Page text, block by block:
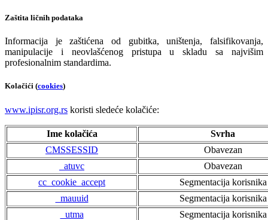
Zaštita ličnih podataka
Informacija je zaštićena od gubitka, uništenja, falsifikovanja,
manipulacije i neovlašćenog pristupa u skladu sa najvišim
profesionalnim standardima.
Kolačići (cookies)
www.ipisr.org.rs koristi sledeće kolačiće:
Ime kolačića
Svrha
CMSSESSID
Obavezan
_atuvc
Obavezan
cc_cookie_accept
Segmentacija korisnika
_mauuid
Segmentacija korisnika
_utma
Segmentacija korisnika